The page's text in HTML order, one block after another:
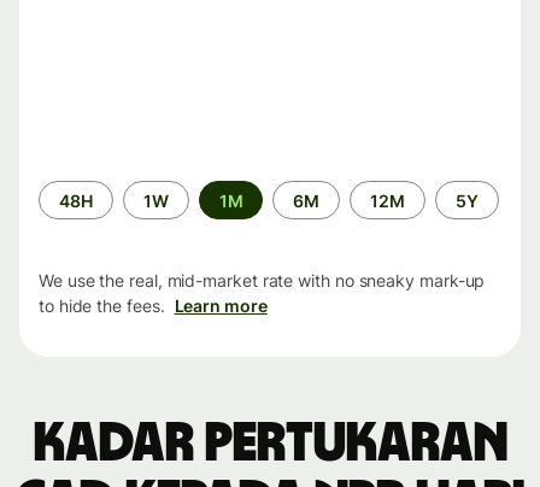
Time
period
48H 1W 1M 6M 12M 5Y
We use the real, mid-market rate with no sneaky mark-up
to hide the fees. Learn more
Kadar pertukaran